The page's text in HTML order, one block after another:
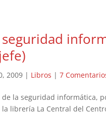
2009 | Libros |7
la seguridad informática,
librería La Central del